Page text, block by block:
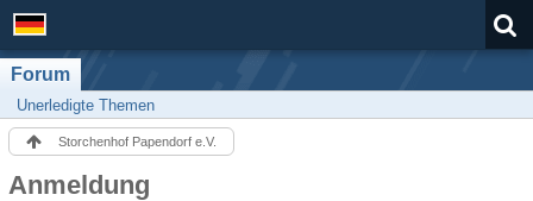
Forum
Unerledigte Themen
Storchenhof Papendorf e.V.
Anmeldung